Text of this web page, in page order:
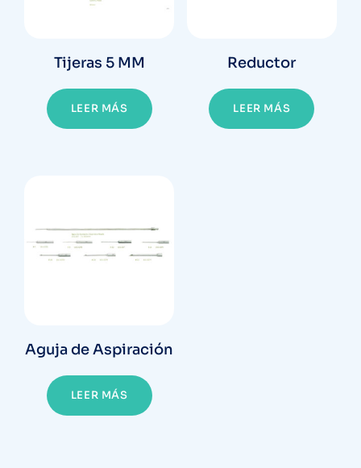
Tijeras 5 MM
LEER MÁS
Reductor
LEER MÁS
Aguja de Aspiración
LEER MÁS